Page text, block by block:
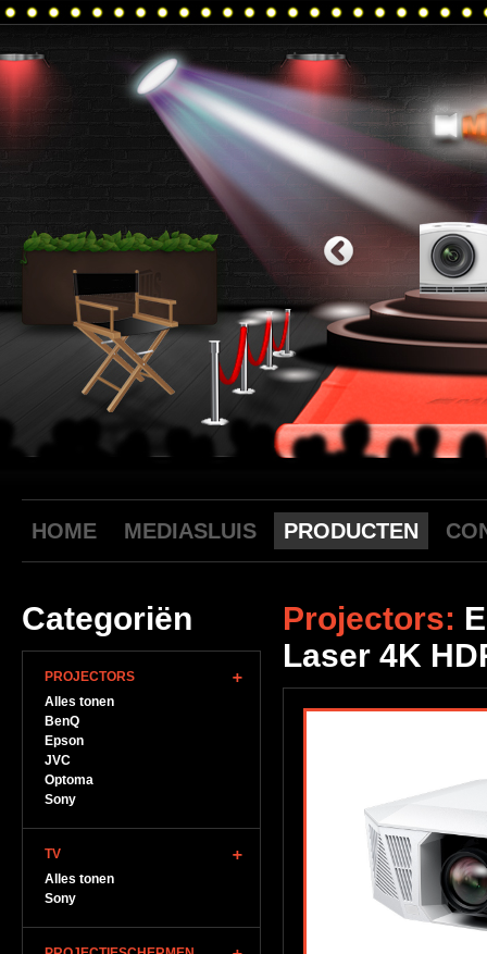
HOME MEDIASLUIS PRODUCTEN
Categoriën
PROJECTORS
Alles tonen
BenQ
Epson
JVC
Optoma
Sony
TV
Alles tonen
Sony
Projectors:
Laser 4K